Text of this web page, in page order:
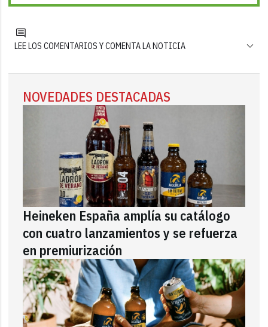
LEE LOS COMENTARIOS Y COMENTA LA NOTICIA
NOVEDADES DESTACADAS
Heineken España amplía su catálogo
con cuatro lanzamientos y se refuerza
en premiurización